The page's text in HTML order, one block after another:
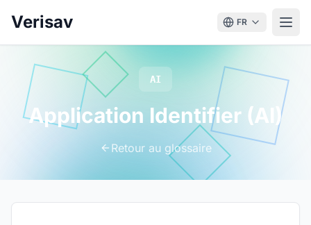
Verisav FR
AI
Application Identifier (AI)
Retour au glossaire